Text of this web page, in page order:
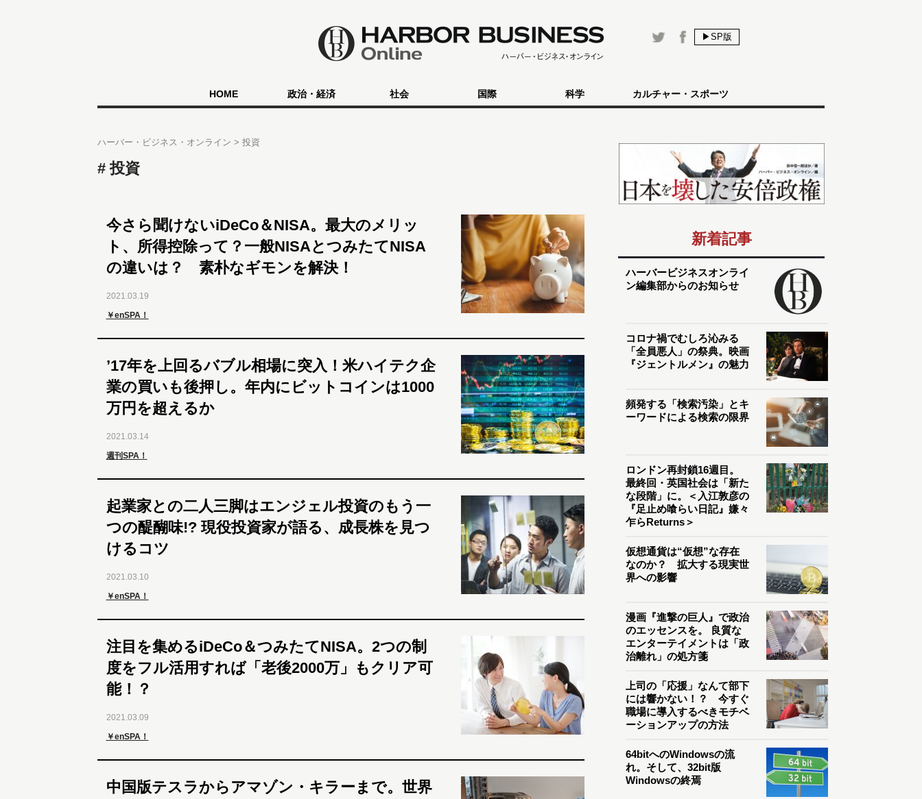
▶SP版
HOME 政治・経済 社会 国際 科学 カルチャー・スポーツ
ハーバー・ビジネス・オンライン 投資
投資
今さら聞けないiDeCo＆NISA。最大のメリッ
ト、所得控除って？一般NISAとつみたてNISA
の違いは？ 素朴なギモンを解決！
2021.03.19
￥enSPA！
’17年を上回るバブル相場に突入！米ハイテク企
業の買いも後押し。年内にビットコインは1000
万円を超えるか
2021.03.14
週刊SPA！
起業家との二人三脚はエンジェル投資のもう一
つの醍醐味!? 現役投資家が語る、成長株を見つ
けるコツ
2021.03.10
￥enSPA！
注目を集めるiDeCo＆つみたてNISA。2つの制
度をフル活用すれば「老後2000万」もクリア可
能！？
2021.03.09
￥enSPA！
中国版テスラからアマゾン・キラーまで。世界
新着記事
ハーバービジネスオンライ
ン編集部からのお知らせ
コロナ禍でむしろ沁みる
「全員悪人」の祭典。映画
『ジェントルメン』の魅力
頻発する「検索汚染」とキ
ーワードによる検索の限界
ロンドン再封鎖16週目。
最終回・英国社会は「新た
な段階」に。＜入江敦彦の
『足止め喰らい日記』嫌々
乍らReturns＞
仮想通貨は“仮想”な存在
なのか？ 拡大する現実世
界への影響
漫画『進撃の巨人』で政治
のエッセンスを。 良質な
エンターテイメントは「政
治離れ」の処方箋
上司の「応援」なんて部下
には響かない！？ 今すぐ
職場に導入するべきモチベ
ーションアップの方法
64bitへのWindowsの流
れ。そして、32bit版
Windowsの終焉